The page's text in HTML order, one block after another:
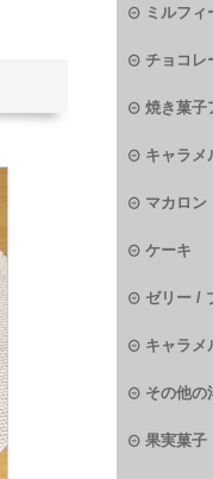
ミルフィ
チョコレ
焼き菓子
キャラメ
マカロン
ケーキ
ゼリー /
キャラメ
その他の
果実菓子